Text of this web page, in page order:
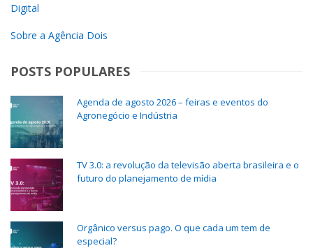
Digital
Sobre a Agência Dois
POSTS POPULARES
Agenda de agosto 2026 – feiras e eventos do
Agronegócio e Indústria
TV 3.0: a revolução da televisão aberta brasileira e o
futuro do planejamento de mídia
Orgânico versus pago. O que cada um tem de
especial?